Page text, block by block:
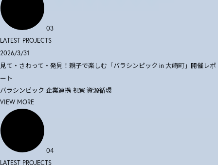
03
LATEST PROJECTS
2026/3/31
見て・さわって・発見！親子で楽しむ「バラシンピック in 大崎町」開催レポ
ート
バラシンピック 企業連携 視察資源循環
VIEW MORE
04
LATEST PROJECTS